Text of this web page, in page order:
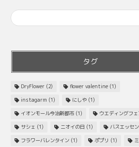
タグ
DryFlower(2) flower valentine(1)
instagarm (1) にしや(1)
イオンモール今治新都市(1) ウエディングフェ
サシェ (1) ニオイの日 (1) バスエッセ
フラワーバレンタイン(1) ポプリ (1)